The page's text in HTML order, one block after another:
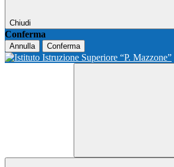
Chiudi
Conferma
Annulla Conferma